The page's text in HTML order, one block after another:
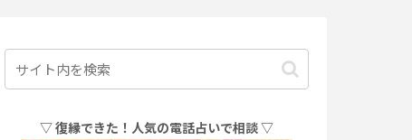
▽ 復縁できた！人気の電話占いで相談 ▽